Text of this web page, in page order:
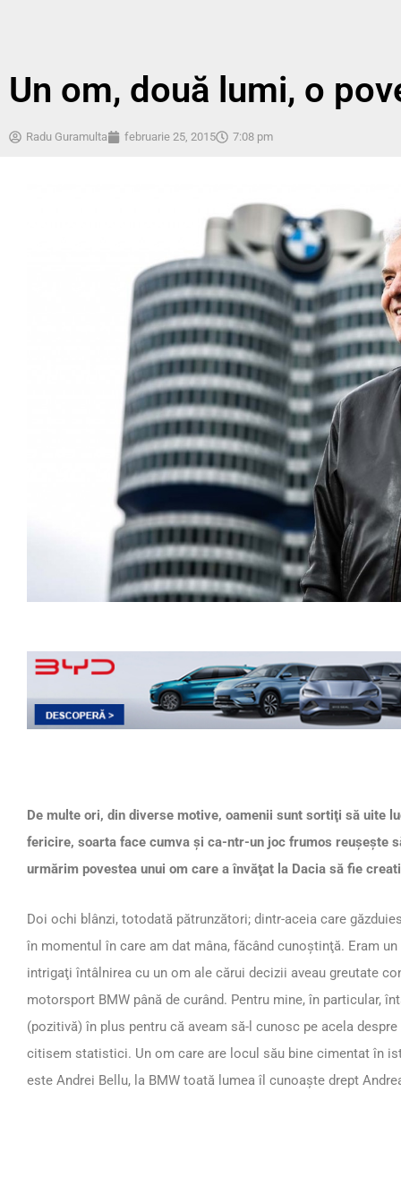
Un om, două lumi, o
Radu Guramulta februarie 25, 2015 7:08 pm
De multe ori, din diverse motive, oamenii sunt sortiţi să uite
fericire, soarta face cumva şi ca-ntr-un joc frumos reuşeşte
urmărim povestea unui om care a învăţat la Dacia să fie
Doi ochi blânzi, totodată pătrunzători; dintr-aceia care
în momentul în care am dat mâna, făcând cunoştinţă. Eram
intrigaţi întâlnirea cu un om ale cărui decizii aveau greutate
motorsport BMW până de curând. Pentru mine, în particular,
(pozitivă) în plus pentru că aveam să-l cunosc pe acela
citisem statistici. Un om care are locul său bine cimentat în
este Andrei Bellu, la BMW toată lumea îl cunoaşte drept